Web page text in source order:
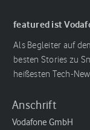
featured ist
Als Begleiter auf
besten Stories zu
heißesten Tech-
Anschrift
Vodafone GmbH